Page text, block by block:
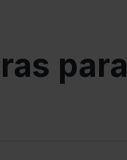
para